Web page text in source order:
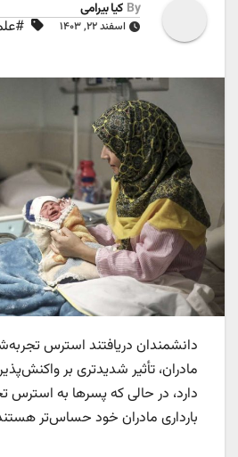
By کیا بیرامی
اسفند ۲۲, ۱۴۰۳
دانشمندان دریافتند استرس
مادران، تأثیر شدیدتری بر
دارد، در حالی که پسرها به استرس
بارداری مادران خود حساس‌تر